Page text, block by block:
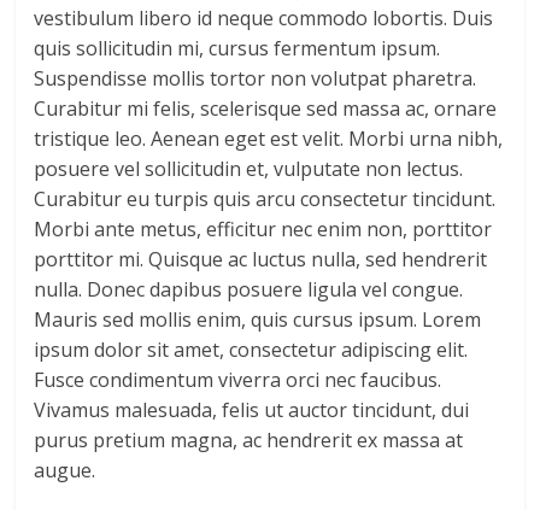
vestibulum libero id neque commodo lobortis. Duis
quis sollicitudin mi, cursus fermentum ipsum.
Suspendisse mollis tortor non volutpat pharetra.
Curabitur mi felis, scelerisque sed massa ac, ornare
tristique leo. Aenean eget est velit. Morbi urna nibh,
posuere vel sollicitudin et, vulputate non lectus.
Curabitur eu turpis quis arcu consectetur tincidunt.
Morbi ante metus, efficitur nec enim non, porttitor
porttitor mi. Quisque ac luctus nulla, sed hendrerit
nulla. Donec dapibus posuere ligula vel congue.
Mauris sed mollis enim, quis cursus ipsum. Lorem
ipsum dolor sit amet, consectetur adipiscing elit.
Fusce condimentum viverra orci nec faucibus.
Vivamus malesuada, felis ut auctor tincidunt, dui
purus pretium magna, ac hendrerit ex massa at
augue.